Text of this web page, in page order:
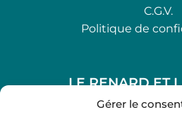
Gérer le
C.G.V.
Politique de
LE RENARD ET
48, rue Maubec